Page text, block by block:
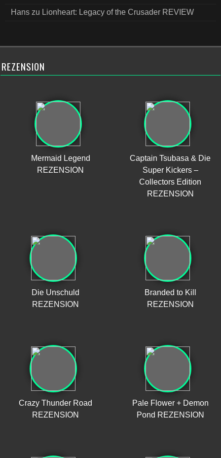
Hans zu Lionheart: Legacy of the Crusader REVIEW
REZENSION
Mermaid Legend
REZENSION
Captain Tsubasa & Die
Super Kickers –
Collectors Edition
REZENSION
Die Unschuld
REZENSION
Branded to Kill
REZENSION
Crazy Thunder Road
REZENSION
Pale Flower + Demon
Pond REZENSION